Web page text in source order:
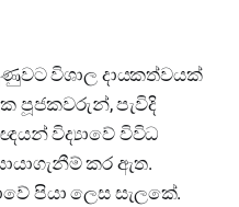
විශාල දායකත්වයක්
පූජකවරුන්, පැවිදි
විද්‍යාවේ විවිධ
කර ඇත.
පියා ලෙස සැලකේ.